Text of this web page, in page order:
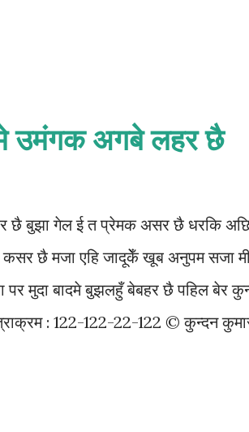
उमंगक अगबे लहर छै
छै बुझा गेल ई त प्रेमक असर छै धरकि
छै मजा एहि जादूकेँ खूब अनुपम सजा
मुदा बादमे बुझलहुँ बेबहर छै पहिल बेर
: 122-122-22-122 © कुन्दन